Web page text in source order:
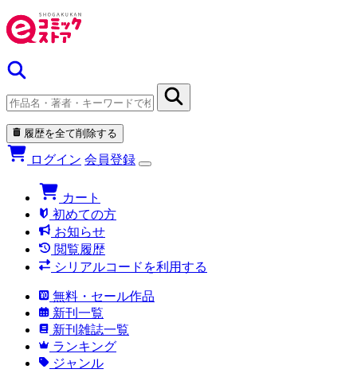
履歴を全て削除する
ログイン 会員登録
カート
初めての方
お知らせ
閲覧履歴
シリアルコードを利用する
無料・セール作品
新刊一覧
新刊雑誌一覧
ランキング
ジャンル